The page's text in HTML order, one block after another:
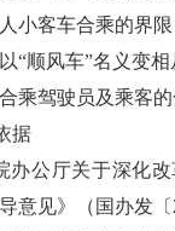
小客车合乘的界
“顺风车”名义变相
乘驾驶员及乘客的
据
办公厅关于深化
意见》（国办发〔